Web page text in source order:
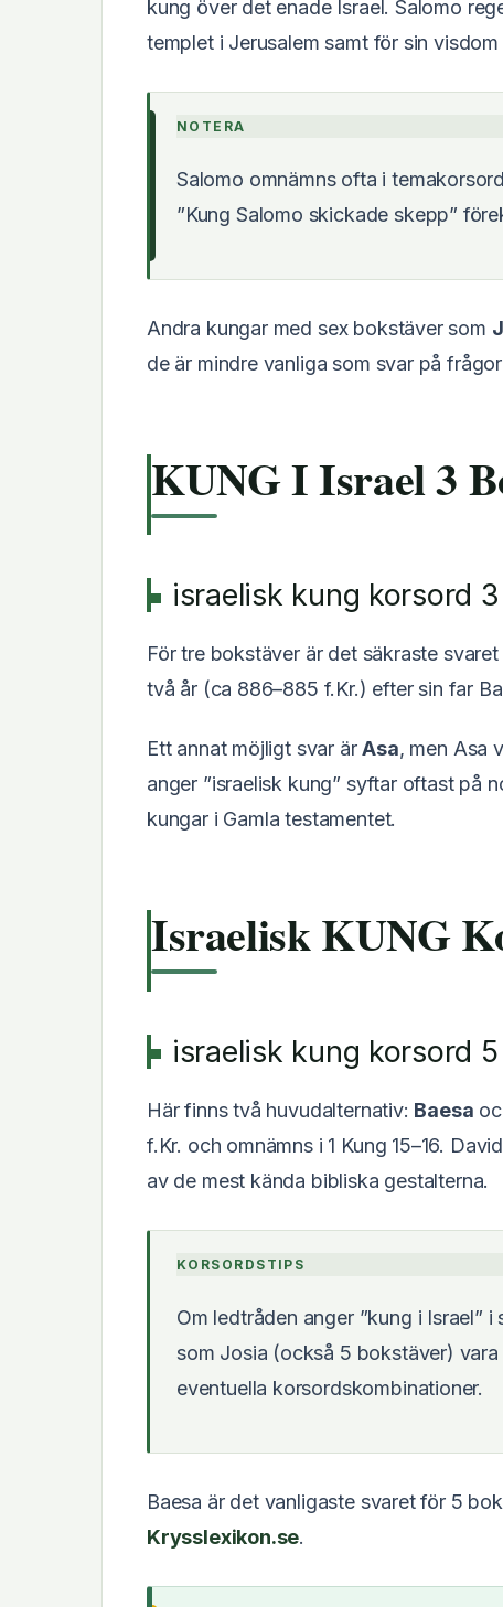
kung över det enade Israel. Salomo
templet i Jerusalem samt för sin visdom
NOTERA
Salomo omnämns ofta i
”Kung Salomo skickade skepp”
Andra kungar med sex bokstäver som
de är mindre vanliga som svar på
KUNG I Israel 3
israelisk kung korsord
För tre bokstäver är det säkraste svaret
två år (ca 886–885 f.Kr.) efter sin far
Ett annat möjligt svar ärAsa, men Asa
anger ”israelisk kung” syftar oftast på
kungar i Gamla testamentet.
Israelisk KUNG
israelisk kung korsord
Här finns två huvudalternativ: Baesa
f.Kr. och omnämns i 1 Kung 15–16.
av de mest kända bibliska gestalterna.
KORSORDSTIPS
Om ledtråden anger ”kung i Israel”
som Josia (också 5 bokstäver)
eventuella korsordskombinationer.
Baesa är det vanligaste svaret för 5
Krysslexikon.se.